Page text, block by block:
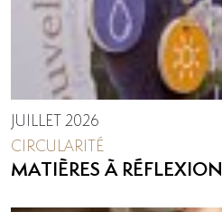
JUILLET 2026
CIRCULARITÉ
MATIÈRES À RÉFLEXION